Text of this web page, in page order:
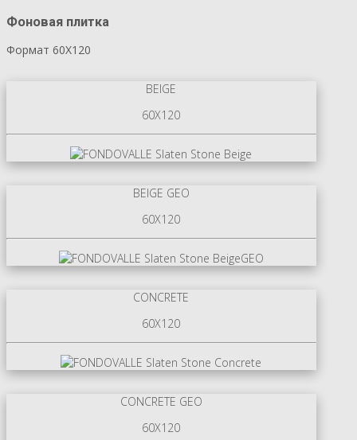
Фоновая плитка
Формат 60X120
BEIGE
60X120
BEIGE GEO
60X120
CONCRETE
60X120
CONCRETE GEO
60X120